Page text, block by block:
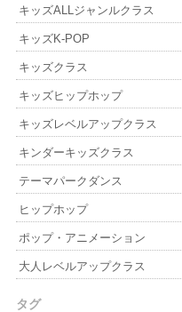
キッズALLジャンルクラス
キッズK-POP
キッズクラス
キッズヒップホップ
キッズレベルアップクラス
キンダーキッズクラス
テーマパークダンス
ヒップホップ
ポップ・アニメーション
大人レベルアップクラス
タグ